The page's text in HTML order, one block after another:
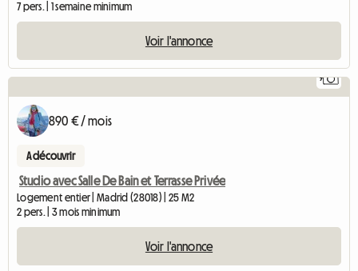
7 pers. | 1 semaine minimum
Voir l'annonce
9
890 € / mois
A découvrir
Studio avec Salle De Bain et Terrasse Privée
Logement entier | Madrid (28018) | 25 M2
2 pers. | 3 mois minimum
Voir l'annonce